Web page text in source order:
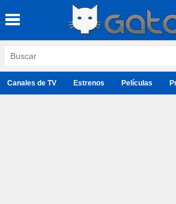
Canales de TV Estrenos Películas